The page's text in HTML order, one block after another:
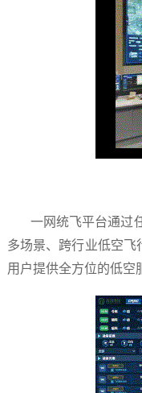
一网统飞平台通过
多场景、跨行业低空飞
用户提供全方位的低空